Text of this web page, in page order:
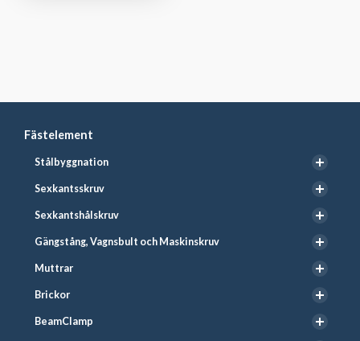
Fästelement
Stålbyggnation
Sexkantsskruv
Sexkantshålskruv
Gängstång, Vagnsbult och Maskinskruv
Muttrar
Brickor
BeamClamp